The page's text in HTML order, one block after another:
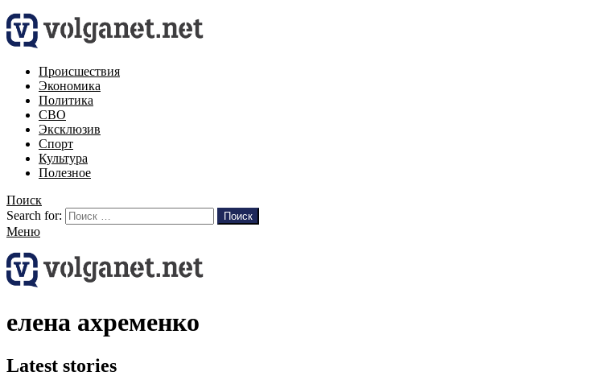
Происшествия
Экономика
Политика
СВО
Эксклюзив
Спорт
Культура
Полезное
Поиск
Search for:
Поиск
Меню
елена ахременко
Latest stories